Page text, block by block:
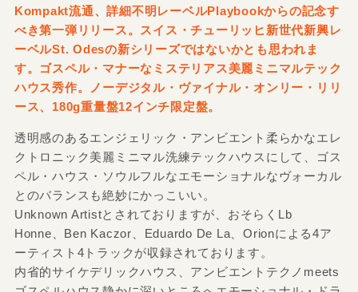
Kompakt流通、詳細不明レーベルPlaybookからの記念す
べき第一弾リリース。スイス・チューリッヒ新世代新興レ
ーベルSt. Odesの新シリーズではないかとも思われま
す。ゴスペル・マナーなミステリアス美麗ミニマルテック
ハウス秀作。ノーデジタル・ヴァイナル・オンリー・リリ
ース、180g重量盤12インチ限定盤。
透明感のあるエンジェリック・アンビエント柔らかなエレ
クトロニック美麗ミニマル洗練テックハウスにして、ゴス
ペル・ハウス・ソウルフルなエモーショナルなヴォーカル
とのバランスも絶妙にかっこいい。
Unknown Artistとされておりますが、おそらくLb
Honne、Ben Kaczor、Eduardo De La、Orionによる4ア
ーティスト4トラックが収録されております。
内省的サイケデリックハウス、アンビエントテクノmeets